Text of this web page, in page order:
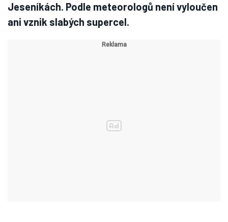
Jeseníkách. Podle meteorologů není vyloučen
ani vznik slabých supercel.